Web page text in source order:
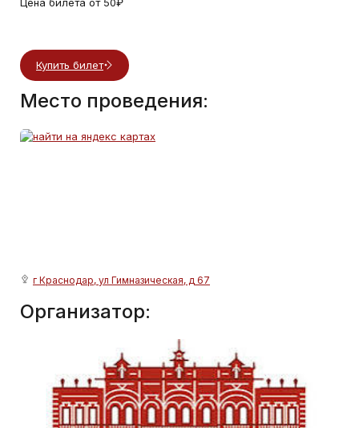
Купить билет
Место проведения:
г Краснодар, ул Гимназическая, д 67
Организатор: